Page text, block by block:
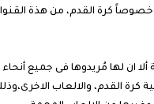
كرة القدم، من هذة
ألا ان لها مُريدوها فى جميع
القدم، والالعاب